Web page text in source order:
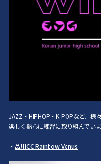
JAZZ・HIPHOP・K-POPなど、様
楽しく熱心に練習に取り組んでいま
・ 品川CC Rainbow Venus